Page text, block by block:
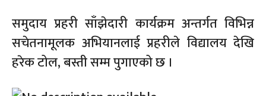
समुदाय प्रहरी साँझेदारी कार्यक्रम अन्तर्गत विभिन्न
सचेतनामूलक अभियानलाई प्रहरीले विद्यालय देखि
हरेक टोल, बस्ती सम्म पुगाएको छ ।